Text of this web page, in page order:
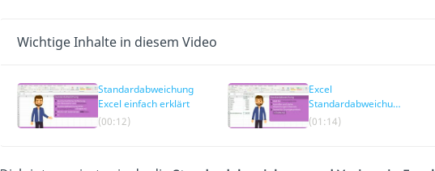
Wichtige Inhalte in diesem Video
Standardabweichung
Excel einfach erklärt
(00:12)
Excel
Standardabweichung
— Wofür berechnen?
(01:14)